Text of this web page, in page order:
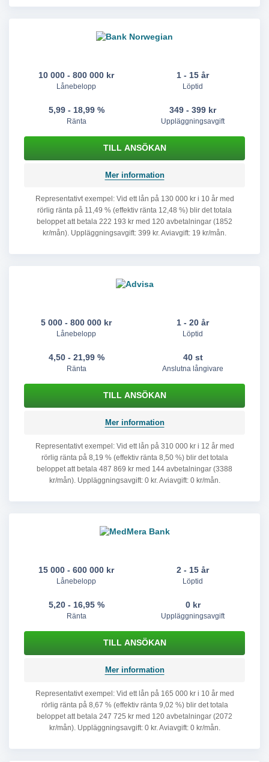
10 000 - 800 000 kr
Lånebelopp
1 - 15 år
Löptid
5,99 - 18,99 %
Ränta
349 - 399 kr
Uppläggningsavgift
Mer information
Representativt exempel: Vid ett lån på 130 000 kr i 10 år med
rörlig ränta på 11,49 % (effektiv ränta 12,48 %) blir det totala
beloppet att betala 222 193 kr med 120 avbetalningar (1852
kr/mån). Uppläggningsavgift: 399 kr. Aviavgift: 19 kr/mån.
5 000 - 800 000 kr
Lånebelopp
1 - 20 år
Löptid
4,50 - 21,99 %
Ränta
40 st
Anslutna långivare
Mer information
Representativt exempel: Vid ett lån på 310 000 kr i 12 år med
rörlig ränta på 8,19 % (effektiv ränta 8,50 %) blir det totala
beloppet att betala 487 869 kr med 144 avbetalningar (3388
kr/mån). Uppläggningsavgift: 0 kr. Aviavgift: 0 kr/mån.
15 000 - 600 000 kr
Lånebelopp
2 - 15 år
Löptid
5,20 - 16,95 %
Ränta
0 kr
Uppläggningsavgift
Mer information
Representativt exempel: Vid ett lån på 165 000 kr i 10 år med
rörlig ränta på 8,67 % (effektiv ränta 9,02 %) blir det totala
beloppet att betala 247 725 kr med 120 avbetalningar (2072
kr/mån). Uppläggningsavgift: 0 kr. Aviavgift: 0 kr/mån.